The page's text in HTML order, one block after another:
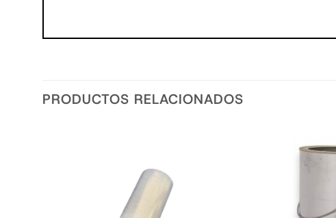
PRODUCTOS RELACIONADOS